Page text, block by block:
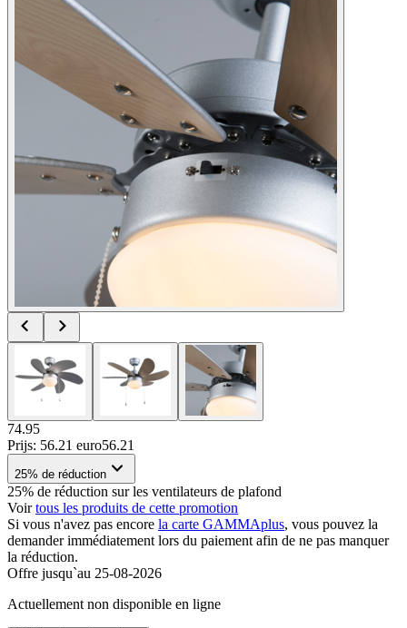
74.95
Prijs: 56.21 euro56.21
25% de réduction
25% de réduction sur les ventilateurs de plafond
Voirtous les produits de cette promotion
Si vous n'avez pas encore la carte GAMMAplus, vous pouvez la
demander immédiatement lors du paiement afin de ne pas manquer
la réduction.
Offre jusqu`au 25-08-2026
Actuellement non disponible en ligne